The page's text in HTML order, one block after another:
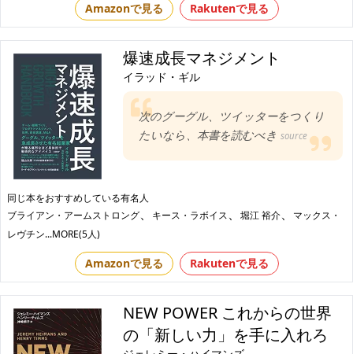
Amazonで見る Rakutenで見る
爆速成長マネジメント
イラッド・ギル
次のグーグル、ツイッターをつくり
たいなら、本書を読むべきsource
同じ本をおすすめしている有名人
ブライアン・アームストロング、 キース・ラボイス、 堀江 裕介、
マックス・
レヴチン...MORE(5人)
Amazonで見る Rakutenで見る
NEW POWER これからの世界
の「新しい力」を手に入れろ